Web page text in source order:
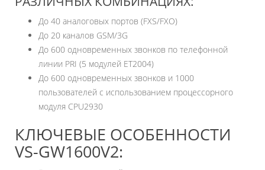
До 40 аналоговых портов (FXS/FXO)
До 20 каналов GSM/3G
До 600 одновременных звонков по телефонной
линии PRI (5 модулей ET2004)
До 600 одновременных звонков и 1000
пользователей с использованием процессорного
модуля CPU2930
КЛЮЧЕВЫЕ ОСОБЕННОСТИ
VS-GW1600V2: